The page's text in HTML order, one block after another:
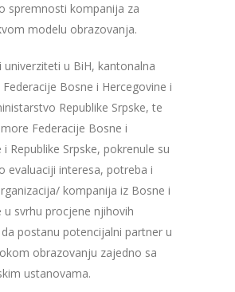
spremnosti kompanija za
modelu obrazovanja.
univerziteti u BiH, kantonalna
Bosne i Hercegovine i
Republike Srpske, te
Federacije Bosne i
i Republike Srpske, pokrenule su
evaluaciji interesa, potreba i
kompanija iz Bosne i
u svrhu procjene njihovih
postanu potencijalni partner u
obrazovanju zajedno sa
ustanovama.